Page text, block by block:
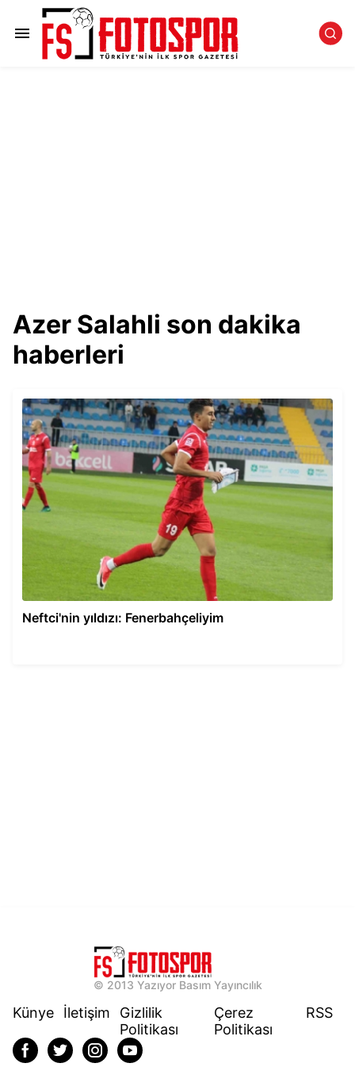
Azer Salahli son dakika
haberleri
Neftci'nin yıldızı: Fenerbahçeliyim
© 2013 Yazıyor Basım Yayıncılık
Künye İletişim
Gizlilik
Politikası
Çerez
Politikası
RSS